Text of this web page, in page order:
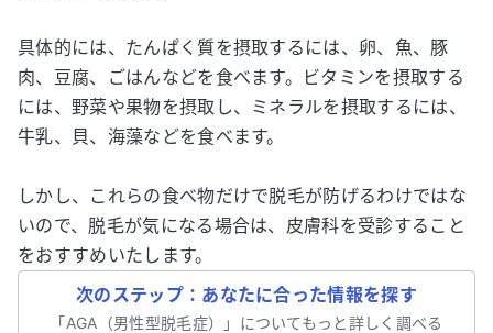
具体的には、たんぱく質を摂取するには、卵、魚、豚
肉、豆腐、ごはんなどを食べます。ビタミンを摂取する
には、野菜や果物を摂取し、ミネラルを摂取するには、
牛乳、貝、海藻などを食べます。
しかし、これらの食べ物だけで脱毛が防げるわけではな
いので、脱毛が気になる場合は、皮膚科を受診すること
をおすすめいたします。
次のステップ：あなたに合った情報を探す
「AGA（男性型脱毛症） 」についてもっと詳しく調べる